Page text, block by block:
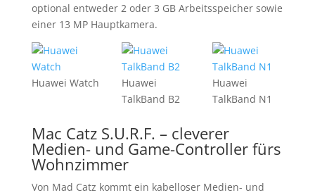
optional entweder 2 oder 3 GB Arbeitsspeicher sowie
einer 13 MP Hauptkamera.
Huawei Watch
Huawei
TalkBand B2
Huawei
TalkBand N1
Mac Catz S.U.R.F. – cleverer
Medien- und Game-Controller fürs
Wohnzimmer
Von Mad Catz kommt ein kabelloser Medien- und